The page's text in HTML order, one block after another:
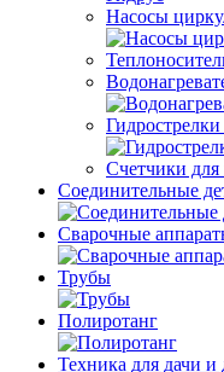
Насосы
Счетчики
Соединительные
Сварочные
Трубы
Полиротанг
Техника для дачи и